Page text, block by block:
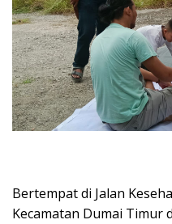
Bertempat di Jalan
Kecamatan Dumai Timur